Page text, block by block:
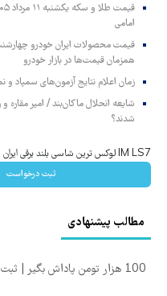
امامی
همزمان قیمت‌ها در بازار خودرو
زمان اعلام نتایج آزمون‌های سمپاد
شایعه انحلال ماکان‌بند / امیر مقاره
شدند؟
IM LS7 لوکس ترین شاسی بلند برقی ایران
ثبت درخواست
مطالب پیشنهادی
100 هزار تومن پاداش بگیر | ثبت نام کن